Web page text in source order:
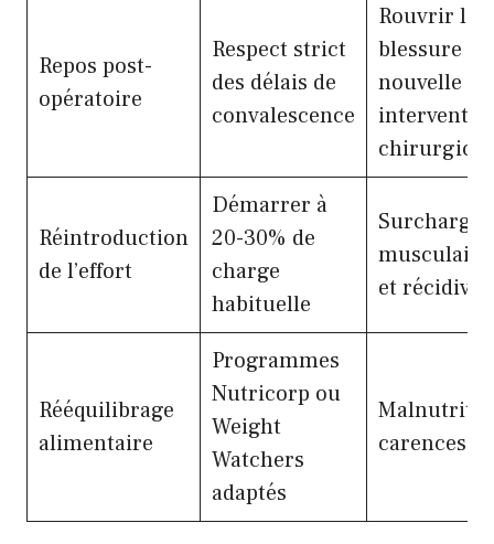
Repos post-
opératoire
Respect strict
des délais de
convalescence
Rouvrir la
blessure /
nouvelle
Réintroduction
de l’effort
Démarrer à
20-30% de
charge
habituelle
Surcharge
musculaire
et récidive
Rééquilibrage
alimentaire
Programmes
Nutricorp ou
Weight
Watchers
adaptés
carences